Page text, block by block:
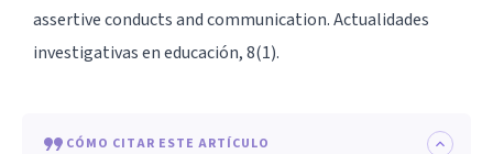
assertive conducts and communication. Actualidades
investigativas en educación, 8(1).
CÓMO CITAR ESTE ARTÍCULO